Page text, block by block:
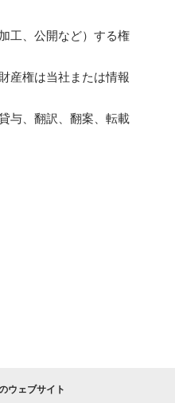
工、公開など）する権
産権は当社または情報
与、翻訳、翻案、転載
ウェブサイト